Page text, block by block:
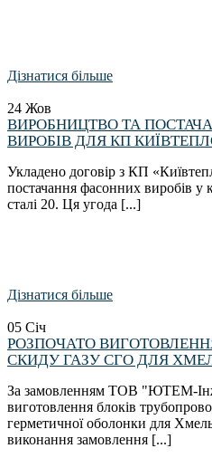
Дізнатися більше
24 Жов
ВИРОБНИЦТВО ТА
ВИРОБІВ ДЛЯ КП
Укладено договір з КП
постачання фасонних виробів у
сталі 20. Ця угода [...]
Дізнатися більше
05 Січ
РОЗПОЧАТО
СКИДУ ГАЗУ СГО ДЛЯ
За замовленням ТОВ "ЮТЕМ-
виготовлення блоків
герметичної оболонки для
виконання замовлення [...]